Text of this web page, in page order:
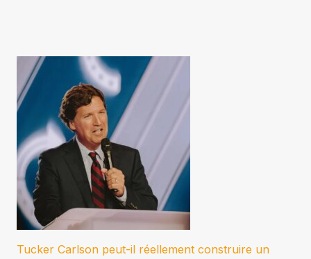
Tucker Carlson peut-il réellement construire un